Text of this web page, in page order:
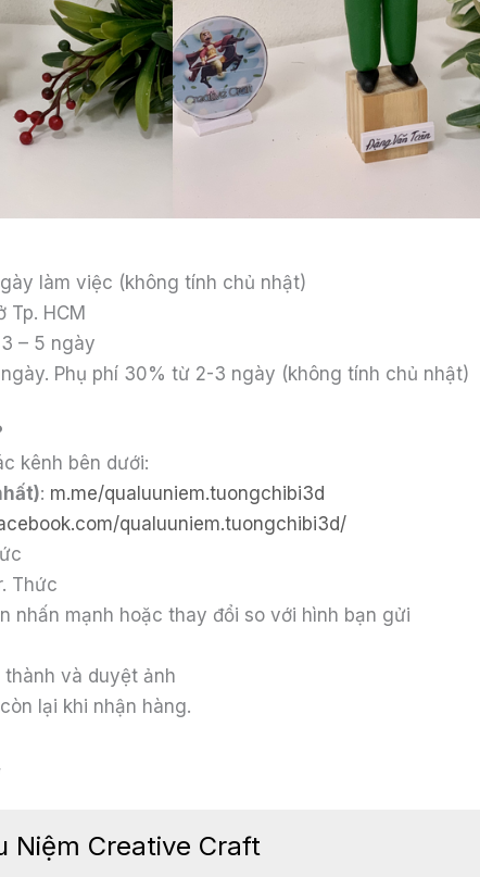
làm việc (không tính chủ nhật)
Tp. HCM
– 5 ngày
Phụ phí 30% từ 2-3 ngày (không tính chủ nhật)
kênh bên dưới:
: m.me/qualuuniem.tuongchibi3d
qualuuniem.tuongchibi3d/
Thức
nhấn mạnh hoặc thay đổi so với hình bạn gửi
thành và duyệt ảnh
lại khi nhận hàng.
Niệm Creative Craft